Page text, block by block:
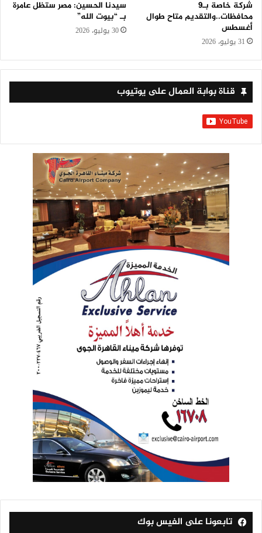
شركة خاصة بـ9
محافظات..والتقديم متاح طوال
أغسطس
31 يوليو، 2026
سيدنا الحسين: مصر ستظل عامرة
بـ “بيوت الله”
30 يوليو، 2026
قناة بوابة العمال على يوتيوب
تابعونا على الفيس بوك